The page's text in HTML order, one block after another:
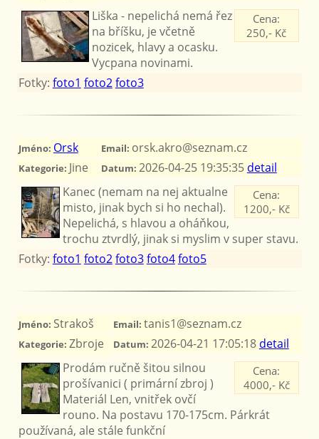
Cena:
250,- Kč
Liška - nepelichá nemá řez
na bříšku, je včetně
nozicek, hlavy a ocasku.
Vycpana novinami.
Fotky: foto1 foto2foto3
Jméno: Orsk Email: orsk.akro@seznam.cz
Kategorie: Jine Datum: 2026-04-25 19:35:35 detail
Cena:
1200,- Kč
Kanec (nemam na nej aktualne
misto, jinak bych si ho nechal).
Nepelichá, s hlavou a oháňkou,
trochu ztvrdlý, jinak si myslim v super stavu.
Fotky: foto1 foto2foto3foto4foto5
Jméno: Strakoš Email: tanis1@seznam.cz
Kategorie: Zbroje Datum: 2026-04-21 17:05:18 detail
Cena:
4000,- Kč
Prodám ručně šitou silnou
prošívanici ( primární zbroj )
Materiál Len, vnitřek ovčí
rouno. Na postavu 170-175cm. Párkrát
používaná, ale stále funkční